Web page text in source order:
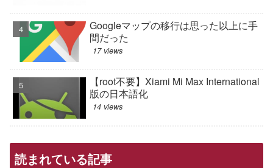
Googleマップの移行は思った以上に手
間だった
17 views
【root不要】Xiami Mi Max International
版の日本語化
14 views
読まれている記事